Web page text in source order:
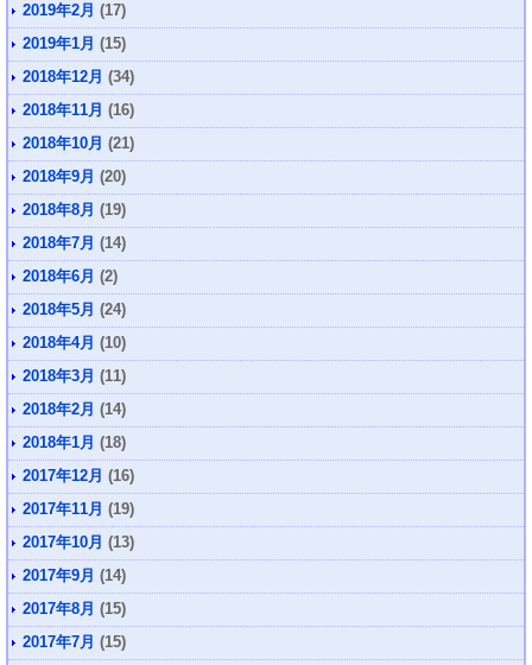
2019年2月 (17)
2019年1月 (15)
2018年12月 (34)
2018年11月 (16)
2018年10月 (21)
2018年9月 (20)
2018年8月 (19)
2018年7月 (14)
2018年6月 (2)
2018年5月 (24)
2018年4月 (10)
2018年3月 (11)
2018年2月 (14)
2018年1月 (18)
2017年12月 (16)
2017年11月 (19)
2017年10月 (13)
2017年9月 (14)
2017年8月 (15)
2017年7月 (15)